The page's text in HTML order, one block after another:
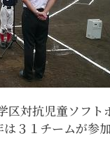
区対抗児童ソフ
３１チームが参